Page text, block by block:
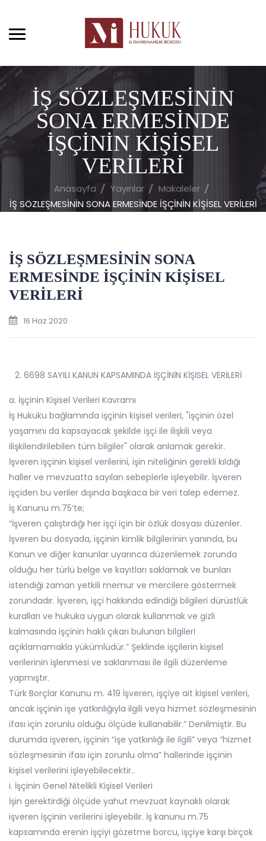
İŞ SÖZLEŞMESİNİN
SONA ERMESİNDE
İŞÇİNİN KİŞİSEL
VERİLERİ
Anasayfa Yayınlar
Makaleler
İŞ SÖZLEŞMESİNİN SONA ERMESİNDE İŞÇİNİN KİŞİSEL VERİLERİ
İŞ SÖZLEŞMESİNİN SONA
ERMESİNDE İŞÇİNİN KİŞİSEL
VERİLERİ
16 Haz 2020
6698 SAYILI KANUN KAPSAMINDA İŞÇİNİN KİŞİSEL VERİLERİ
a. İşçinin Kişisel Verileri Kavramı
İş Hukuku bağlamında işçinin kişisel verileri, "işçinin özel
yaşamını da kapsayacak şekilde işçi ile ilişkili veya
ilişkilendirilebilen tüm bilgiler" olarak anlamak gerekir.
İşveren işçinin kişisel verilerini, işin niteliğinin gerekli kıldığı
haller ve mevzuatta sayılan sebeplerle işleyebilir. İşveren
işçiden bu veriler dışında başkaca bir veri talep edemez.
İş Kanunu m.75’te;
“İşveren çalıştırdığı her işçi için bir özlük dosyası düzenler.
İşveren bu dosyada, işçinin kimlik bilgilerinin yanında, bu
Kanun ve diğer kanunlar uyarınca düzenlemek zorunda
olduğu her türlü belge ve kayıtları saklamak ve bunları
istendiği zaman yetkili memur ve mercilere göstermek
zorundadır. İşveren, işçi hakkında edindiği bilgileri dürüstlük
kuralları ve hukuka uygun olarak kullanmak ve gizli
kalmasında işçinin haklı çıkarı bulunan bilgileri
açıklamamakla yükümlüdür.” Şeklinde işçilerin kişisel
verilerinin işlenmesi ve saklanması ile ilgili düzenleme
yapmıştır.
Türk Borçlar Kanunu m. 419 İşveren, işçiye ait kişisel verileri,
ancak işçinin işe yatkınlığıyla ilgili veya hizmet sözleşmesinin
ifası için zorunlu olduğu ölçüde kullanabilir.” Denilmiştir. Bu
durumda işveren, işçinin “işe yatkınlığı ile ilgili” veya “hizmet
sözleşmesinin ifası için zorunlu olma” hallerinde işçinin
kişisel verilerini işleyebilecektir..
i. İşçinin Genel Nitelikli Kişisel Verileri
İşin gerektirdiği ölçüde yahut mevzuat kaynaklı olarak
işveren işçinin verilerini işleyebilir. İş kanunu m.75
kapsamında erenin işçiyi gözetme borcu, işçiye karşı birçok